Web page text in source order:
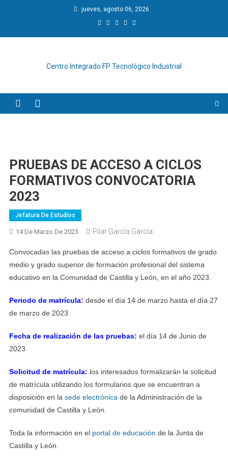
jueves, agosto 06, 2026
Centro Integrado FP Tecnológico Industrial
PRUEBAS DE ACCESO A CICLOS
FORMATIVOS CONVOCATORIA
2023
Jefatura De Estudios
14 De Marzo De 2023 Pilar García García
Convocadas las pruebas de acceso a ciclos formativos de grado
medio y grado superior de formación profesional del sistema
educativo en la Comunidad de Castilla y León, en el año 2023.
Periodo de matrícula: desde el día 14 de marzo hasta el día 27
de marzo de 2023
Fecha de realización de las pruebas: el día 14 de Junio de
2023
Solicitud de matrícula: los interesados formalizarán la solicitud
de matrícula utilizando los formularios que se encuentran a
disposición en la sede electrónica de la Administración de la
comunidad de Castilla y León.
Toda la información en el portal de educación de la Junta de
Castilla y León.